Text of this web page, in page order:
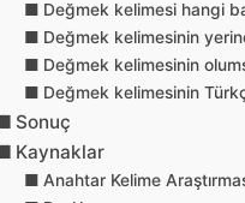
Değmek kelimesi hangi
Değmek kelimesinin
Değmek kelimesinin
Değmek kelimesinin
Sonuç
Kaynaklar
Anahtar Kelime